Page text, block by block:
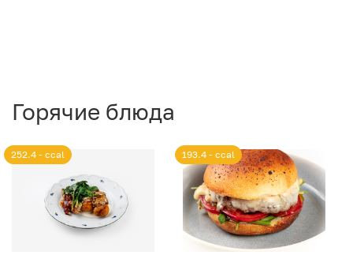
Горячие блюда
252.4 - ccal 193.4 - ccal